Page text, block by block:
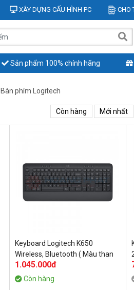
XÂY DỰNG CẤU HÌNH PC CHO
Sản phẩm 100% chính hãng
Bàn phím Logitech
Còn hàng Mới nhất
Keyboard Logitech K650
Wireless, Bluetooth ( Màu than
chì 920-010955)
1.045.000đ
Còn hàng